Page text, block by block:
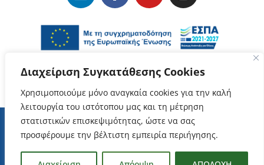
Διαχείριση Συγκατάθεσης Cookies
Χρησιμοποιούμε μόνο αναγκαία cookies για την καλή
λειτουργία του ιστότοπου μας και τη μέτρηση
στατιστικών επισκεψιμότητας, ώστε να σας
προσφέρουμε την βέλτιστη εμπειρία περιήγησης.